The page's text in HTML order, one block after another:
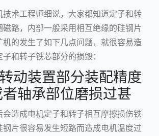
技术工程师细说，大家都知道定子和转
路，内部一般采用相互绝缘的硅钢片
机的发生了如下几点问题，就很容易造
和转子铁芯部分的损毁：
动装置部分装配精度
轴承部位磨损过甚
会造成电机定子和转子相互摩擦损伤铁
钢片很容易发生短路而造成电机温度过